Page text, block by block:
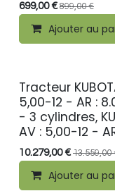
699,00€ 899,00€
Ajouter au
PROMO
Tracteur
5,00-12 - AR :
- 3 cylindres,
AV : 5,00-12 -
10.279,00€ 13.559,00
Ajouter au